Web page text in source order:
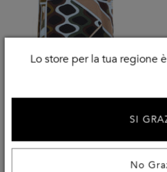
Lo store per la tua regione
No
SI